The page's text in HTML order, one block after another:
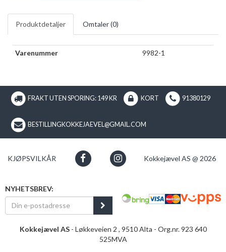
Produktdetaljer Omtaler (0)
Varenummer 9982-1
FRAKT UTEN SPORING: 149 KR KORT 91380129
BESTILLINGKOKKEJAEVEL@GMAIL.COM
KJØPSVILKÅR Kokkejævel AS @ 2026
NYHETSBREV:
Kokkejævel AS- Løkkeveien 2 , 9510 Alta - Org.nr. 923 640
525MVA